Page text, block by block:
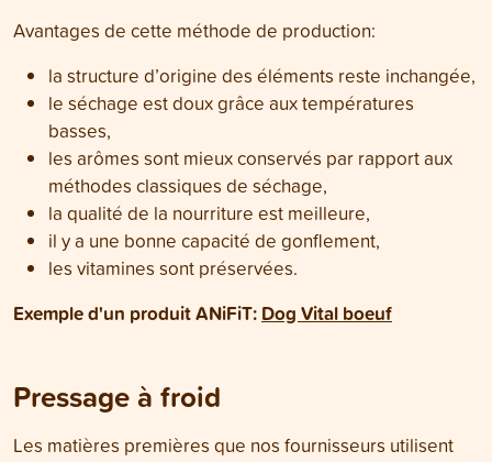
Avantages de cette méthode de production:
la structure d’origine des éléments reste inchangée,
le séchage est doux grâce aux températures
basses,
les arômes sont mieux conservés par rapport aux
méthodes classiques de séchage,
la qualité de la nourriture est meilleure,
il y a une bonne capacité de gonflement,
les vitamines sont préservées.
Exemple d'un produit ANiFiT: Dog Vital boeuf
Pressage à froid
Les matières premières que nos fournisseurs utilisent